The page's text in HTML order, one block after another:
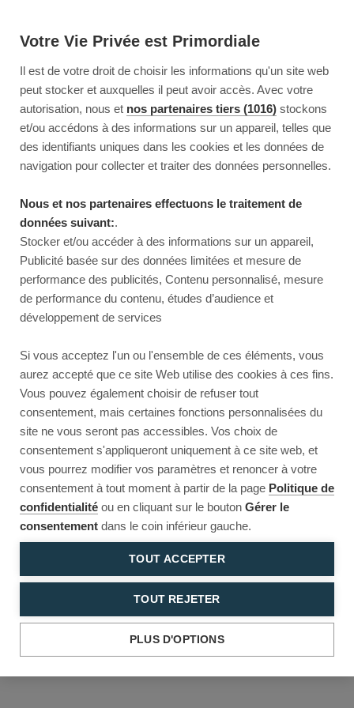
Votre Vie Privée est Primordiale
Il est de votre droit de choisir les informations qu'un site web
peut stocker et auxquelles il peut avoir accès. Avec votre
autorisation, nous et nos partenaires tiers (1016) stockons
et/ou accédons à des informations sur un appareil, telles que
des identifiants uniques dans les cookies et les données de
navigation pour collecter et traiter des données personnelles.
Nous et nos partenaires effectuons le traitement de
données suivant:.
Stocker et/ou accéder à des informations sur un appareil,
Publicité basée sur des données limitées et mesure de
performance des publicités, Contenu personnalisé, mesure
de performance du contenu, études d’audience et
développement de services
Si vous acceptez l'un ou l'ensemble de ces éléments, vous
aurez accepté que ce site Web utilise des cookies à ces fins.
Vous pouvez également choisir de refuser tout
consentement, mais certaines fonctions personnalisées du
site ne vous seront pas accessibles. Vos choix de
consentement s'appliqueront uniquement à ce site web, et
vous pourrez modifier vos paramètres et renoncer à votre
consentement à tout moment à partir de la page Politique de
confidentialité ou en cliquant sur le bouton Gérer le
consentement dans le coin inférieur gauche.
TOUT ACCEPTER
TOUT REJETER
PLUS D'OPTIONS
Reload to try again, or go back.
Reload Back